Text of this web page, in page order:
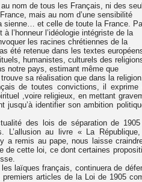
nom de tous les Français, ni des
mais au nom d’une sensibilité
sienne… et celle de toute la France.
l’honneur l’idéologie intégriste de la
les racines chrétiennes de la
été retenue dans les textes
humanistes, culturels des
notre pays, estimant même que
sa réalisation que dans la religion.
de toutes convictions, il exprime
,voire religieux, en mettant
jusqu’à identifier son ambition
des lois de séparation de
L’allusion au livre « La
a remis au pape, nous laisse
de cette loi, ce dont certaines
laïques français, continuera de
articles de la Loi de 1905